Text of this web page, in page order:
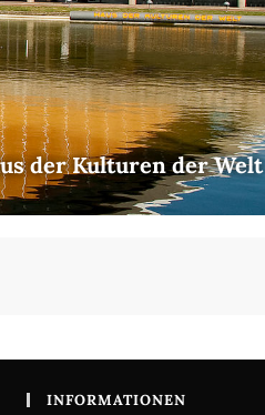
der Kulturen der Welt
INFORMATIONEN